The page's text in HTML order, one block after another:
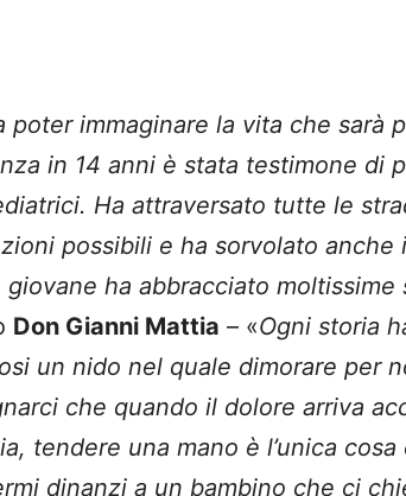
poter immaginare la vita che sarà
in 14 anni è stata testimone di
Ha attraversato tutte le
possibili e ha sorvolato anche
ha abbracciato moltissime
Don Gianni Mattia – «Ogni storia
un nido nel quale dimorare per
che quando il dolore arriva
tendere una mano è l’unica
dinanzi a un bambino che ci